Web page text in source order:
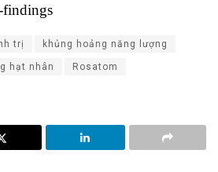
findings
trị khủng hoảng năng lượng
hạt nhân Rosatom